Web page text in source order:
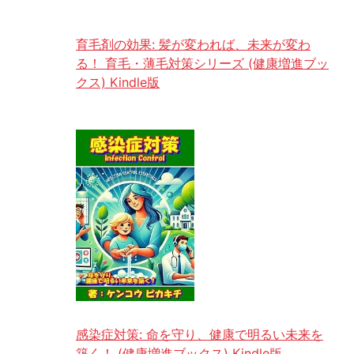
育毛剤の効果: 髪が変われば、未来が変わ
る！ 育毛・薄毛対策シリーズ (健康増進ブッ
クス) Kindle版
感染症対策: 命を守り、健康で明るい未来を